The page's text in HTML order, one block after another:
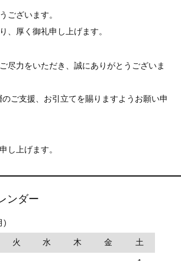
ございます。
、厚く御礼申し上げます。
尽力をいただき、誠にありがとうございま
ご支援、お引立てを賜りますようお願い申
し上げます。
ンダー
)
火 水 木 金 土